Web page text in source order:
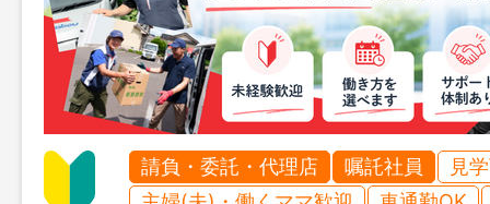
請負・委託・代理店 嘱託社員
見